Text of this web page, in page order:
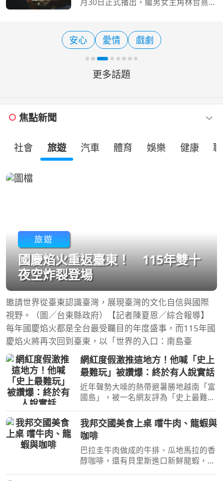
飾演的斯文青年張中銘。劇中他為守護
方志友飾演的素芬，展
安心 愛情 戲劇
更多話題
焦點新聞
社會 旅遊 汽車 體育 娛樂 健康
旅遊
國慶焰火重返臺東！ 115年雙十
夜空炸裂登場
邀請世界從臺東認識臺灣，展現臺灣的文化自信與國際
視野。（圖／台東縣政府）【記者陳夏恩／綜合報導】
每年國慶焰火都是全台最受矚目的年度盛事，而115年國
慶焰火將再次回到臺東，以「世界的入口：南島臺
網紅度假激推這地方！他喊「史上
最難玩」被讚爆：終於有人說實話
近年聲勢大噪的熱帶避暑勝地越南「富
國島」，被一名網友評為「史上最難玩
王CTWANT] 近年聲勢大噪的熱帶避暑
勝地越南「富國島」，近日在社群平台
上引爆激烈論戰！一名網
我邦交國美食上桌 嚐牛肉、龍蝦與
咖啡
巴拉圭牛肉做成的牛排、瓜地馬拉的香
醇咖啡，還有貝里斯進口新鮮龍蝦，邦